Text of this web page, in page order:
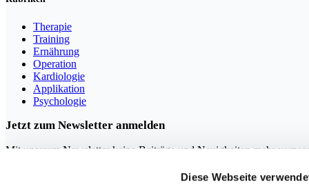
Diese Webseite
Therapie
Training
Ernährung
Operation
Kardiologie
Applikation
Psychologie
Jetzt zum Newsletter anmelden
Mit unserem Newsletter keine Beiträge und Neuigkeiten mehr